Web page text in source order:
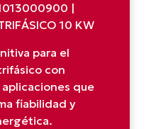
|
10 KW
para el
con
que
fiabilidad y